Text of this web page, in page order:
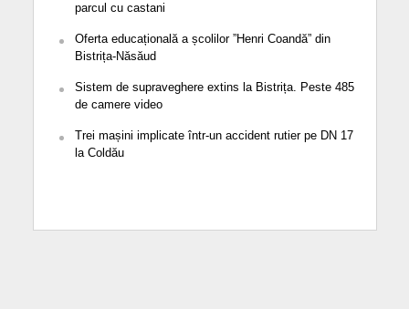
parcul cu castani
Oferta educațională a școlilor ”Henri Coandă” din
Bistrița-Năsăud
Sistem de supraveghere extins la Bistrița. Peste 485
de camere video
Trei mașini implicate într-un accident rutier pe DN 17
la Coldău